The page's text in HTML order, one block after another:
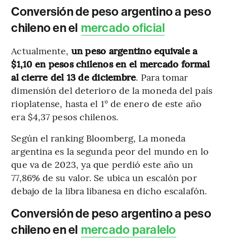
Conversión de peso argentino a peso
chileno en el mercado oficial
Actualmente, un peso argentino equivale a
$1,10 en pesos chilenos en el mercado formal
al cierre del 13 de diciembre. Para tomar
dimensión del deterioro de la moneda del país
rioplatense, hasta el 1° de enero de este año
era $4,37 pesos chilenos.
Según el ranking Bloomberg, La moneda
argentina es la segunda peor del mundo en lo
que va de 2023, ya que perdió este año un
77,86% de su valor. Se ubica un escalón por
debajo de la libra libanesa en dicho escalafón.
Conversión de peso argentino a peso
chileno en el mercado paralelo